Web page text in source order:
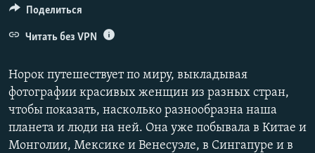
ВернутсяИНТЕРАКТИВ
ИНФОГРАФИКА
СОВЕТЫ ПРАВОЗАЩИТНИКОВ
ПРОПАВШИЕ БЕЗ ВЕСТИ
ПОБЕДИТЕЛЕЙ НЕ СУДЯТ?
РАДІО СВОБОДА
КАК ОБОЙТИ БЛОКИРОВКУ
Українською
Qırımtatar
ПРИСОЕДИНЯЙТЕСЬ!
Норок путешествует по миру, выкладывая
фотографии красивых женщин из разных стран,
чтобы показать, насколько разнообразна наша
планета и люди на ней. Она уже побывала в Китае и
Монголии, Мексике и Венесуэле, в Сингапуре и в
Поделиться
Читать без VPN